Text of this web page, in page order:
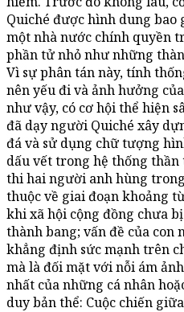
Quiché được hình dung bao
một nhà nước chính quyền
phần tử nhỏ như những
Vì sự phân tán này, tính
nên yếu đi và ảnh hưởng
như vậy, có cơ hội thể hiện
đã dạy người Quiché xây
đá và sử dụng chữ tượng
dấu vết trong hệ thống thần
thi hai người anh hùng
thuộc về giai đoạn khoảng
khi xã hội cộng đồng chưa
thành bang; vấn đề của con
khẳng định sức mạnh trên
mà là đối mặt với nỗi ám
nhất của những cá nhân
duy bản thể: Cuộc chiến